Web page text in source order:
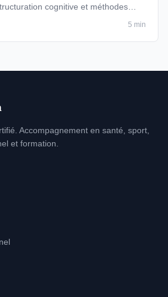
cognitive et méthodes
5 min
Accompagnement en santé, sport,
et formation.